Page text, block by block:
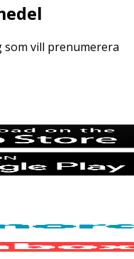
vill prenumerera